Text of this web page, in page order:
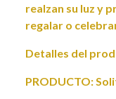
realzan su luz y
regalar o
Detalles del
PRODUCTO: